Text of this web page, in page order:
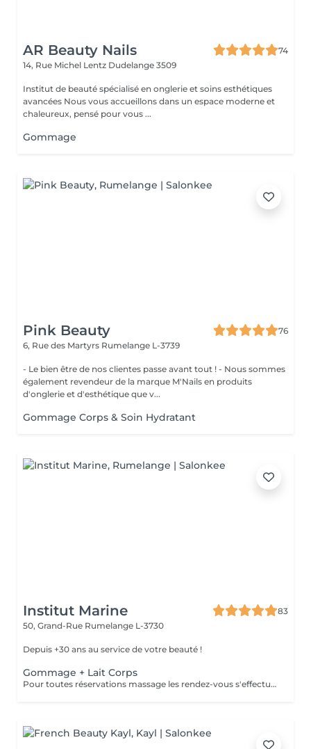
AR Beauty Nails
74
14, Rue Michel Lentz Dudelange 3509
Institut de beauté spécialisé en onglerie et soins esthétiques
avancées Nous vous accueillons dans un espace moderne et
chaleureux, pensé pour vous ...
Gommage
Pink Beauty
76
6, Rue des Martyrs Rumelange L-3739
- Le bien être de nos clientes passe avant tout ! - Nous sommes
également revendeur de la marque M'Nails en produits
d'onglerie et d'esthétique que v...
Gommage Corps & Soin Hydratant
Institut Marine
83
50, Grand-Rue Rumelange L-3730
Depuis +30 ans au service de votre beauté !
Gommage + Lait Corps
Pour toutes réservations massage les rendez-vous s'effectue par téléphone au 56 51 19 .